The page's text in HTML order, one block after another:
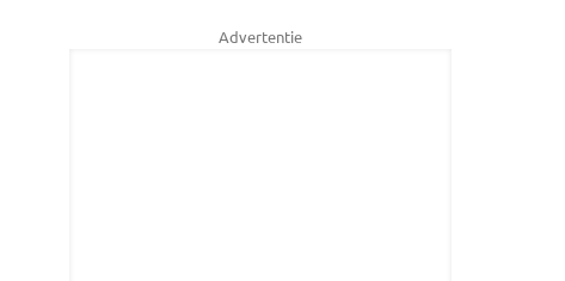
Advertentie